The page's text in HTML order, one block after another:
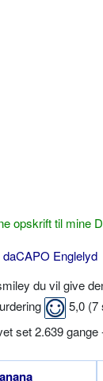
opskrift til mine
daCAPO Englelyd
du vil give
5,0 (7
set 2.639 gange